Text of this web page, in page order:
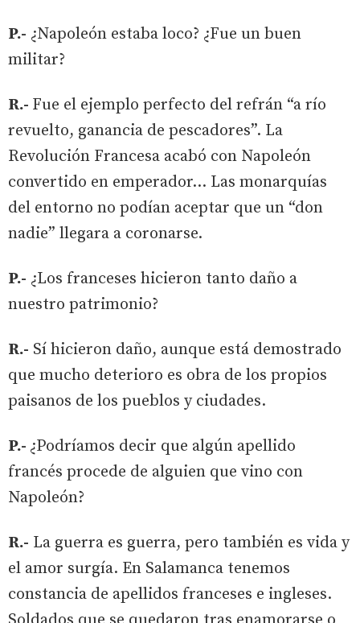
P.- ¿Napoleón estaba loco? ¿Fue un buen
militar?
R.- Fue el ejemplo perfecto del refrán “a río
revuelto, ganancia de pescadores”. La
Revolución Francesa acabó con Napoleón
convertido en emperador… Las monarquías
del entorno no podían aceptar que un “don
nadie” llegara a coronarse.
P.- ¿Los franceses hicieron tanto daño a
nuestro patrimonio?
R.- Sí hicieron daño, aunque está demostrado
que mucho deterioro es obra de los propios
paisanos de los pueblos y ciudades.
P.- ¿Podríamos decir que algún apellido
francés procede de alguien que vino con
Napoleón?
R.- La guerra es guerra, pero también es vida y
el amor surgía. En Salamanca tenemos
constancia de apellidos franceses e ingleses.